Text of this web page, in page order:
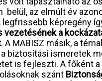
belül, az elmúlt év
legfrissebb képregény
vezetésének a
. A MABISZ másik, a
biztosítási ismeretek
is fejleszti. A főként a
szánt